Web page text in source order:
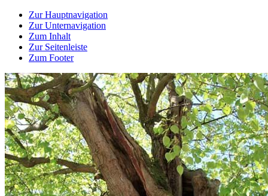
Zur Hauptnavigation
Zur Unternavigation
Zum Inhalt
Zur Seitenleiste
Zum Footer